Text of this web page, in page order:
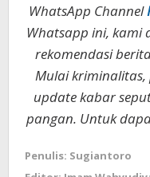
WhatsApp Channel
Whatsapp ini, kami
rekomendasi
Mulai
update kabar
pangan. Untuk
Penulis: Sugiantoro